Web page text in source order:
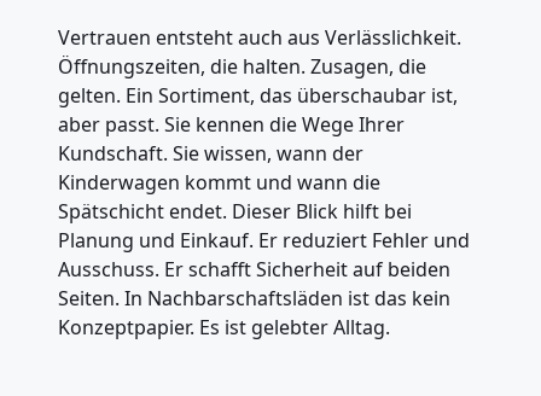
Vertrauen entsteht auch aus Verlässlichkeit.
Öffnungszeiten, die halten. Zusagen, die
gelten. Ein Sortiment, das überschaubar ist,
aber passt. Sie kennen die Wege Ihrer
Kundschaft. Sie wissen, wann der
Kinderwagen kommt und wann die
Spätschicht endet. Dieser Blick hilft bei
Planung und Einkauf. Er reduziert Fehler und
Ausschuss. Er schafft Sicherheit auf beiden
Seiten. In Nachbarschaftsläden ist das kein
Konzeptpapier. Es ist gelebter Alltag.